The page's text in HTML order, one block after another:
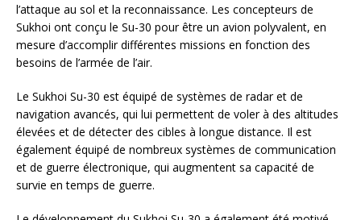
l’attaque au sol et la reconnaissance. Les concepteurs de
Sukhoi ont conçu le Su-30 pour être un avion polyvalent, en
mesure d’accomplir différentes missions en fonction des
besoins de l’armée de l’air.
Le Sukhoi Su-30 est équipé de systèmes de radar et de
navigation avancés, qui lui permettent de voler à des altitudes
élevées et de détecter des cibles à longue distance. Il est
également équipé de nombreux systèmes de communication
et de guerre électronique, qui augmentent sa capacité de
survie en temps de guerre.